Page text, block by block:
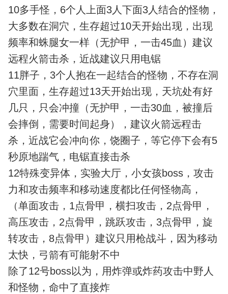
10多手怪，6个人上面3人下面3人结合的怪物，
大多数在洞穴，生存超过10天开始出现，出现
频率和蛛腿女一样（无护甲，一击45血）建议
远程火箭击杀，近战建议只用电锯
11胖子，3个人抱在一起结合的怪物，不存在洞
穴里面，生存超过13天开始出现，天坑处有好
几只，只会冲撞（无护甲，一击30血，被撞后
会摔倒，需要时间起身），建议火箭远程击
杀，近战它会冲向你，饶圈子，等它停下会有5
秒原地踹气，电锯直接击杀
12特殊变异体，实验大厅，小女孩boss，攻击
力和攻击频率和移动速度都比任何怪物高，
（单面攻击，1点骨甲，横扫攻击，2点骨甲，
高压攻击，2点骨甲，跳跃攻击，3点骨甲，旋
转攻击，8点骨甲）建议只用枪战斗，因为移动
太快，弓箭有可能射不中
除了12号boss以为，用炸弹或炸药攻击中野人
和怪物，命中了直接炸